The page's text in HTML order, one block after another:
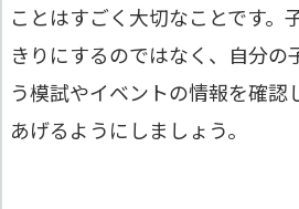
ことはすごく大切なことです。
きりにするのではなく、自分の
う模試やイベントの情報を確認
あげるようにしましょう。